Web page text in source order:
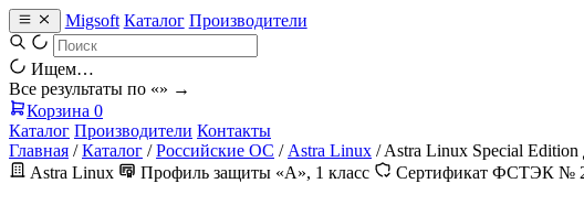
Migsoft Каталог Производители
Ищем…
Все результаты по «» →
Корзина 0
Каталог Производители Контакты
Главная / Каталог / Российские ОС / Astra Linux / Astra Linux Special Edition
Astra Linux
Профиль защиты «А», 1 класс Сертификат ФСТЭК №